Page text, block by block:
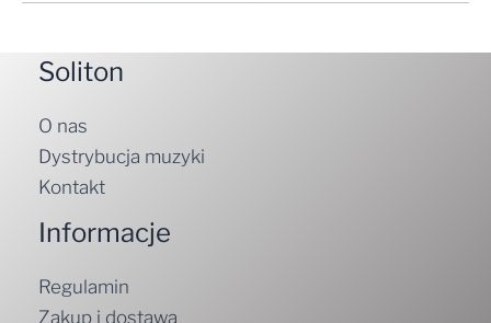
Soliton
O nas
Dystrybucja muzyki
Kontakt
Informacje
Regulamin
Zakup i dostawa